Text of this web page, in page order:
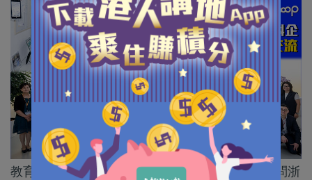
教育局副局長施俊輝昨日（26日）率領考察團訪問浙